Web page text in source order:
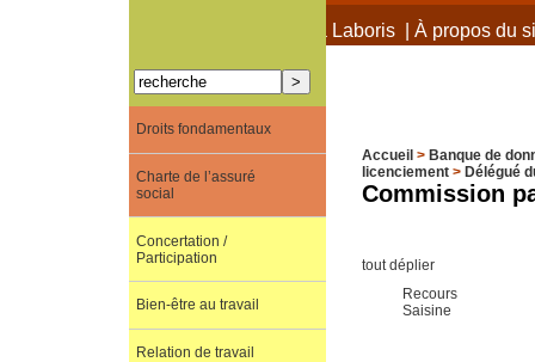
À propos de Terra Laboris| À propos du
Accueil > Banque de
licenciement> Délégué
Commission
tout déplier
Recours
Saisine
Droits fondamentaux
Charte de l’assuré
social
Concertation /
Participation
Bien-être au travail
Relation de travail